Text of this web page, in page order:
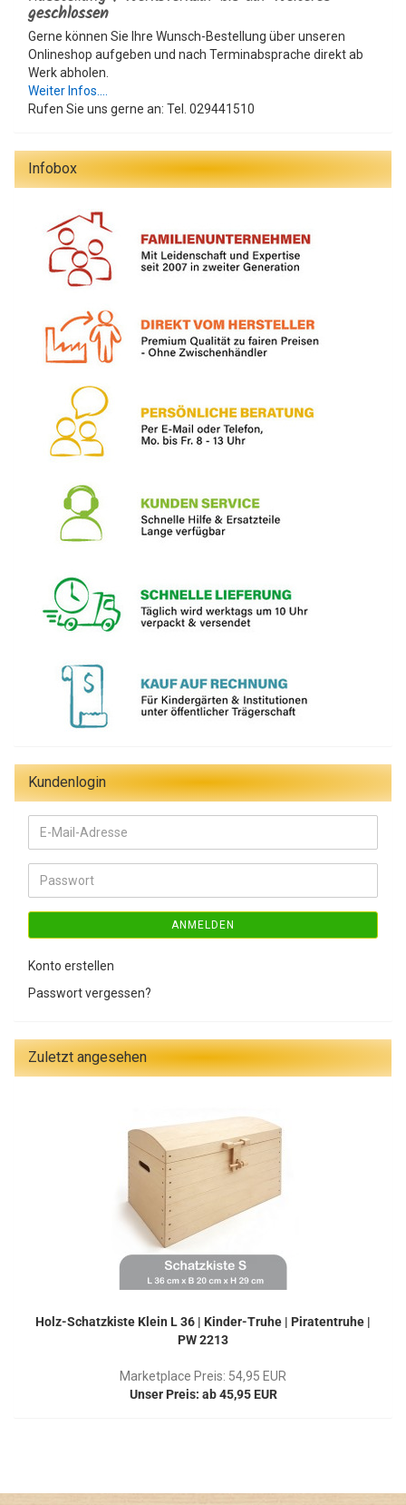
geschlossen
Gerne können Sie Ihre Wunsch-Bestellung über unseren
Onlineshop aufgeben und nach Terminabsprache direkt ab
Werk abholen.
Weiter Infos....
Rufen Sie uns gerne an: Tel. 029441510
Infobox
Kundenlogin
E-
Mail-
Adresse
Passwort
ANMELDEN
Konto erstellen
Passwort vergessen?
Zuletzt angesehen
Holz-Schatzkiste Klein L 36 | Kinder-Truhe | Piratentruhe |
PW 2213
Marketplace Preis: 54,95 EUR
Unser Preis: ab 45,95 EUR